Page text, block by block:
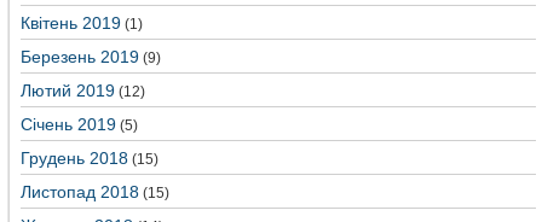
Квітень 2019 (1)
Березень 2019 (9)
Лютий 2019 (12)
Січень 2019 (5)
Грудень 2018 (15)
Листопад 2018 (15)